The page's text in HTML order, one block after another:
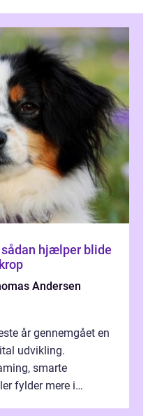
hjælper blide
Andersen
år gennemgået en
udvikling.
smarte
fylder mere i